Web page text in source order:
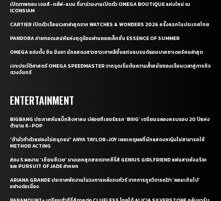
เปิดภาพของ เจมส์-กลัฟ-แบม ที่มาร่วมงานเปิดตัว OMEGA BOUTIQUE แห่งใหม่ ณ
ICONSIAM
CARTIER เปิดตัวเรือนเวลาล่าสุดจาก WATCHES & WONDERS 2026 ครั้งแรกในประเทศไทย
PANDORA ถ่ายทอดเสน่ห์แห่งฤดูร้อนผ่านคอลเล็กชั่น ESSENCE OF SUMMER
OMEGA แต่งตั้ง ชิน มินอา นักแสดงสาวชาวเกาหลีขึ้นแท่นแบรนด์แอมบาสซาเดอร์คนล่าสุด
เจาะประวัติศาสตร์ OMEGA SPEEDMASTER จากจุดเริ่มต้นความล้ำสมัยของเรือนเวลาสู่ภารกิจ
ดวงจันทร์
ENTERTAINMENT
BIGBANG ประกาศคัมแบ็กสิงหาคม ปล่อยทีเซอร์แรก ‘BIIIG’ เตรียมฉลองครบรอบ 20 ปีแห่ง
ตำนาน K-POP
“ถ้ามัวทำตัวแย่คงไม่สนุกแน่” ANYA TAYLOR-JOY เผยเหตุผลที่นักแสดงหญิงไม่สามารถใช้
METHOD ACTING
ส่อง 5 ผลงาน ‘เถียนซีเวย’ นางเอกสุดฮอตจากซีรี่ส์ GENIUS GIRLFRIEND แฟนสาวอัจฉริยะ
และ PURSUIT OF JADE ล่าหยก
ARIANA GRANDE ประกาศพักงานในวงการหลังจบทัวร์ จากการถูกวิจารณ์ว่า ‘ผอมเกินไป’
อย่างต่อเนื่อง